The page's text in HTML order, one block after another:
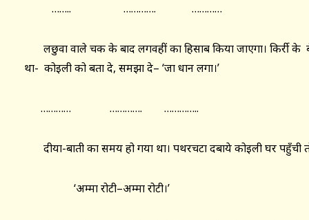
…….. …………. …………
लछुवा वाले चक के बाद लगवहीं का हिसाब किया जाएगा। किर्री के
था- कोइली को बता दे, समझा दे– ‘जा धान लगा।’
………… …………. …………..
दीया-बाती का समय हो गया था। पथरचटा दबाये कोइली घर पहुँची
‘अम्मा रोटी–अम्मा रोटी।’